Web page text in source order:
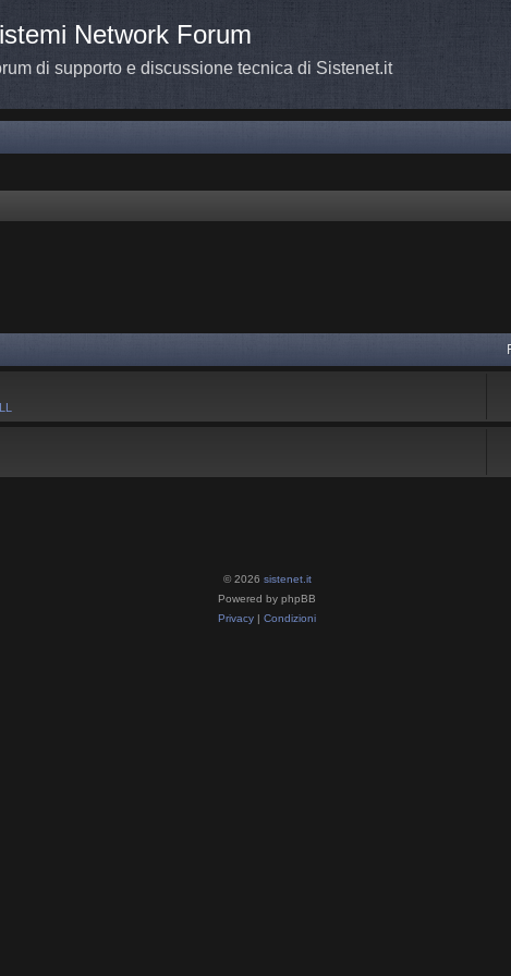
Network Forum
di supporto e discussione tecnica di Sistenet.it
© 2026 sistenet.it
Powered by phpBB
Privacy
Condizioni